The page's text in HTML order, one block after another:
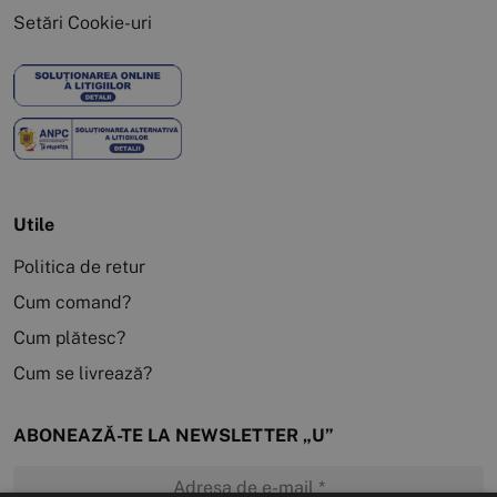
Setări Cookie-uri
Utile
Politica de retur
Cum comand?
Cum plătesc?
Cum se livrează?
ABONEAZĂ-TE LA NEWSLETTER „U”